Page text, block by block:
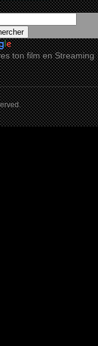
ton film en Streaming